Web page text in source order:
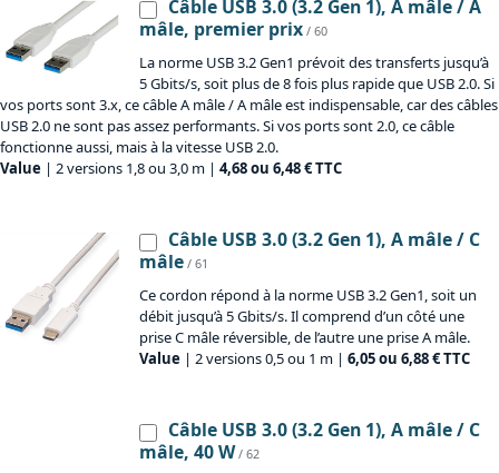
Câble USB 3.0 (3.2 Gen 1), A mâle / A
mâle, premier prix / 60
La norme USB 3.2 Gen1 prévoit des transferts jusqu’à
5 Gbits/s, soit plus de 8 fois plus rapide que USB 2.0. Si
vos ports sont 3.x, ce câble A mâle / A mâle est indispensable, car des câbles
USB 2.0 ne sont pas assez performants. Si vos ports sont 2.0, ce câble
fonctionne aussi, mais à la vitesse USB 2.0.
Value | 2 versions 1,8 ou 3,0 m | 4,68 ou 6,48 € TTC
Câble USB 3.0 (3.2 Gen 1), A mâle / C
mâle / 61
Ce cordon répond à la norme USB 3.2 Gen1, soit un
débit jusqu’à 5 Gbits/s. Il comprend d’un côté une
prise C mâle réversible, de l’autre une prise A mâle.
Value | 2 versions 0,5 ou 1 m | 6,05 ou 6,88 € TTC
Câble USB 3.0 (3.2 Gen 1), A mâle / C
mâle, 40 W / 62